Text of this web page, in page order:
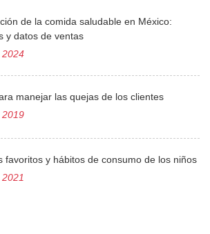
de la comida saludable en México:
y datos de ventas
2024
manejar las quejas de los clientes
2019
favoritos y hábitos de consumo de los niños